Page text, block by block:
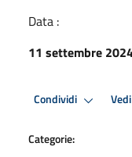
Data :
11 settembre
Condividi
Categorie: